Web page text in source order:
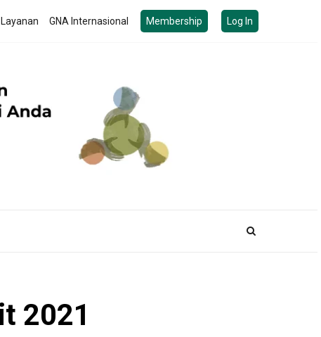
Layanan GNA Internasional Membership Log In
2021